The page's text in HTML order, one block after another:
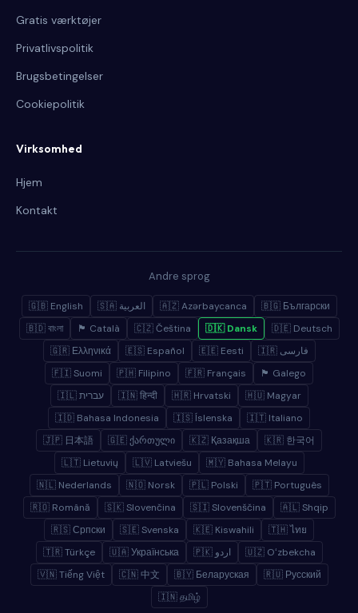
Gratis værktøjer
Privatlivspolitik
Brugsbetingelser
Cookiepolitik
Virksomhed
Hjem
Kontakt
Andre sprog
🇬🇧 English 🇸🇦 العربية 🇦🇿 Azərbaycanca
🇧🇬 Български
🇧🇩 বাংলা
🏴 Català 🇨🇿 Čeština 🇩🇰 Dansk
🇩🇪 Deutsch
🇬🇷 Ελληνικά
🇪🇸 Español 🇪🇪 Eesti
🇮🇷 فارسی
🇫🇮 Suomi
🇵🇭 Filipino 🇫🇷 Français
🏴 Galego
🇮🇱 עברית
🇮🇳 हिन्दी 🇭🇷 Hrvatski
🇭🇺 Magyar
🇮🇩 Bahasa Indonesia
🇮🇸 Íslenska
🇮🇹 Italiano
🇯🇵 日本語
🇬🇪 ქართული 🇰🇿 Қазақша
🇰🇷 한국어
🇱🇹 Lietuvių
🇱🇻 Latviešu
🇲🇾 Bahasa Melayu
🇳🇱 Nederlands
🇳🇴 Norsk 🇵🇱 Polski
🇵🇹 Português
🇷🇴 Română
🇸🇰 Slovenčina 🇸🇮 Slovenščina
🇦🇱 Shqip
🇷🇸 Српски
🇸🇪 Svenska 🇰🇪 Kiswahili
🇹🇭 ไทย
🇹🇷 Türkçe
🇺🇦 Українська 🇵🇰 اردو
🇺🇿 Oʻzbekcha
🇻🇳 Tiếng Việt
🇨🇳 中文 🇧🇾 Беларуская
🇷🇺 Русский
🇮🇳 தமிழ்